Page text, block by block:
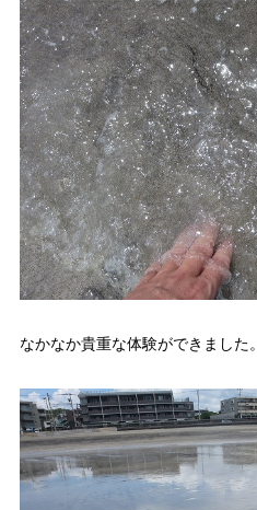
なかなか貴重な体験ができました。